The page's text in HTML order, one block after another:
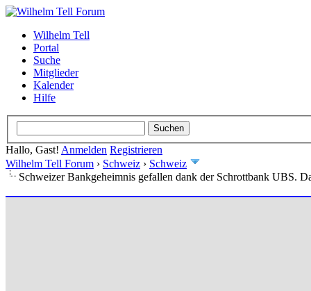
Wilhelm Tell
Portal
Suche
Mitglieder
Kalender
Hilfe
Hallo, Gast! Anmelden Registrieren
Wilhelm Tell Forum › Schweiz › Schweiz
Schweizer Bankgeheimnis gefallen dank der Schrottbank UBS.